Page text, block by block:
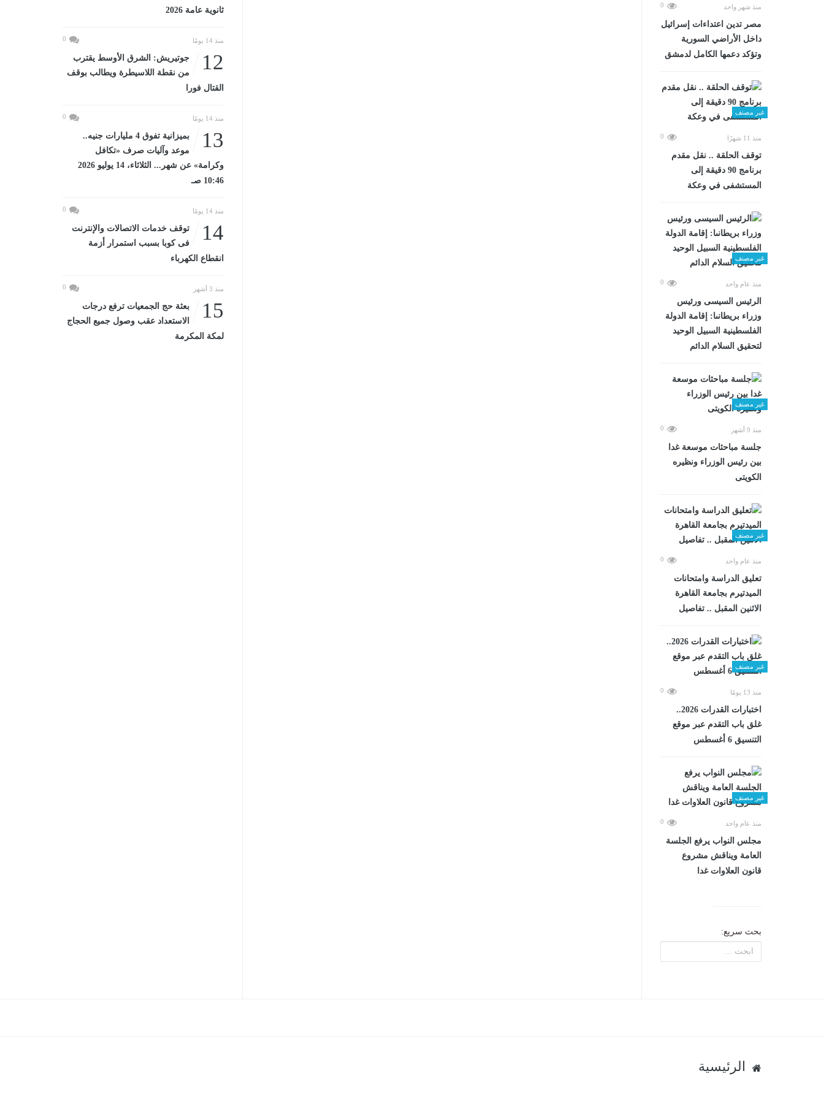
منذ شهر واحد 0
مصر تدين اعتداءات إسرائيل
داخل الأراضي السورية
وتؤكد دعمها الكامل لدمشق
غير مصنف
منذ 11 شهرًا 0
توقف الحلقة .. نقل مقدم
برنامج 90 دقيقة إلى
المستشفى في وعكة
غير مصنف
منذ عام واحد 0
الرئيس السيسى ورئيس
وزراء بريطانىا: إقامة الدولة
الفلسطينية السبيل الوحيد
لتحقيق السلام الدائم
غير مصنف
منذ 9 أشهر 0
جلسة مباحثات موسعة غدا
بين رئيس الوزراء ونظيره
الكويتى
غير مصنف
منذ عام واحد 0
تعليق الدراسة وامتحانات
الميدتيرم بجامعة القاهرة
الاثنين المقبل .. تفاصيل
غير مصنف
منذ 13 يومًا 0
اختبارات القدرات 2026..
غلق باب التقدم عبر موقع
التنسيق 6 أغسطس
غير مصنف
منذ عام واحد 0
مجلس النواب يرفع الجلسة
العامة ويناقش مشروع
قانون العلاوات غدا
بحث سريع:
ثانوية عامة 2026
منذ 14 يومًا 0
12
جوتيريش: الشرق الأوسط يقترب
من نقطة اللاسيطرة ويطالب بوقف
القتال فورا
منذ 14 يومًا 0
13
بميزانية تفوق 4 مليارات جنيه..
موعد وآليات صرف «تكافل
وكرامة» عن شهر... الثلاثاء، 14 يوليو 2026
10:46 صـ
منذ 14 يومًا 0
14
توقف خدمات الاتصالات والإنترنت
فى كوبا بسبب استمرار أزمة
انقطاع الكهرباء
منذ 3 أشهر 0
15
بعثة حج الجمعيات ترفع درجات
الاستعداد عقب وصول جميع الحجاج
لمكة المكرمة
الرئيسية